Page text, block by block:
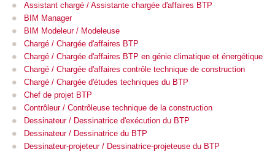
Assistant chargé / Assistante chargée d'affaires BTP
BIM Manager
BIM Modeleur / Modeleuse
Chargé / Chargée d'affaires BTP
Chargé / Chargée d'affaires BTP en génie climatique et énergétique
Chargé / Chargée d'affaires contrôle technique de construction
Chargé / Chargée d'études techniques du BTP
Chef de projet BTP
Contrôleur / Contrôleuse technique de la construction
Dessinateur / Dessinatrice d'exécution du BTP
Dessinateur / Dessinatrice du BTP
Dessinateur-projeteur / Dessinatrice-projeteuse du BTP